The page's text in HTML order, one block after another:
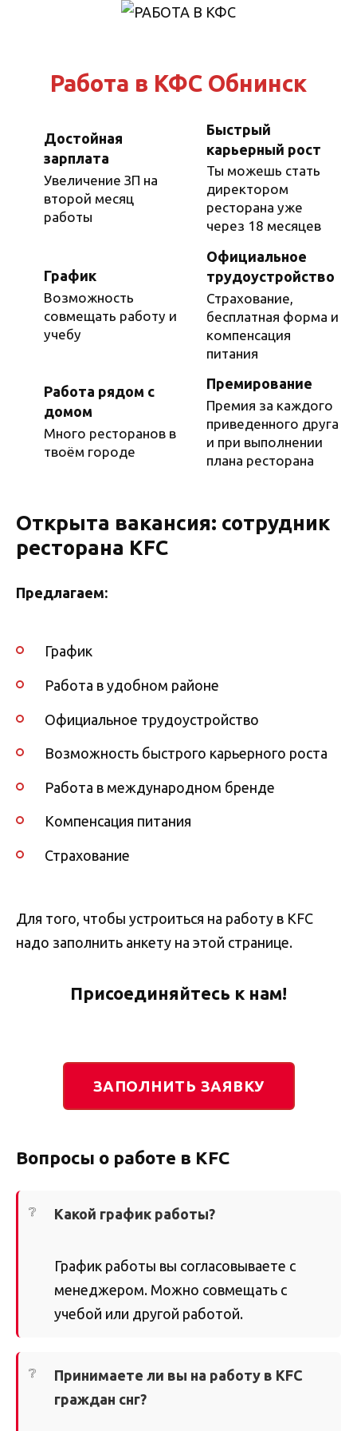
Работа в КФС Обнинск
Достойная
зарплата
Увеличение ЗП на
второй месяц
работы
Быстрый
карьерный рост
Ты можешь стать
директором
ресторана уже
через 18 месяцев
График
Возможность
совмещать работу и
учебу
Официальное
трудоустройство
Страхование,
бесплатная форма и
компенсация
питания
Работа рядом с
домом
Много ресторанов в
твоём городе
Премирование
Премия за каждого
приведенного друга
и при выполнении
плана ресторана
Открыта вакансия: сотрудник
ресторана KFC
Предлагаем:
График
Работа в удобном районе
Официальное трудоустройство
Возможность быстрого карьерного роста
Работа в международном бренде
Компенсация питания
Страхование
Для того, чтобы устроиться на работу в KFC
надо заполнить анкету на этой странице.
Присоединяйтесь к нам!
ЗАПОЛНИТЬ ЗАЯВКУ
Вопросы о работе в KFC
Какой график работы?
График работы вы согласовываете с
менеджером. Можно совмещать с
учебой или другой работой.
Принимаете ли вы на работу в KFC
граждан снг?